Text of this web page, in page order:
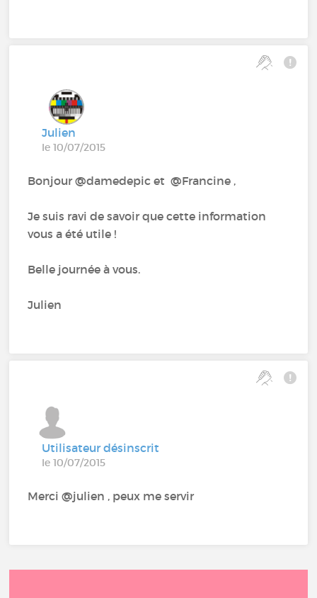
Julien
le 10/07/2015
Bonjour @damedepic et @Francine ,
Je suis ravi de savoir que cette information
vous a été utile !
Belle journée à vous.
Julien
Utilisateur désinscrit
le 10/07/2015
Merci @julien , peux me servir